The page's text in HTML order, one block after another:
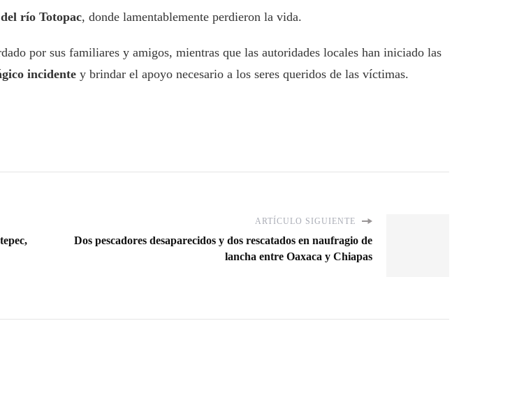
río Totopac, donde lamentablemente perdieron la vida.
por sus familiares y amigos, mientras que las autoridades locales han iniciado las
incidente y brindar el apoyo necesario a los seres queridos de las víctimas.
ARTÍCULO SIGUIENTE
Dos pescadores desaparecidos y dos rescatados en naufragio de
lancha entre Oaxaca y Chiapas